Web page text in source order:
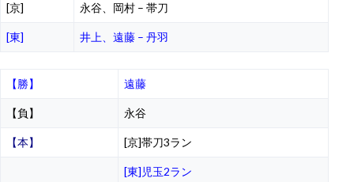
[京] 永谷、岡村 – 帯刀
[東] 井上、遠藤 – 丹羽
【勝】 遠藤
【負】 永谷
【本】 [京]帯刀3ラン
[東]児玉2ラン